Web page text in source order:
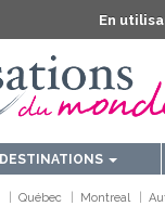
En
DESTINATIONS
Québec Montreal